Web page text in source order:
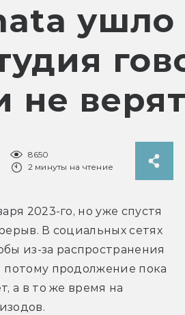
не верят
8650
2 минуты на чтение
2023-го, но уже спустя
В социальных сетях
из-за распространения
потому продолжение пока
а в то же время на